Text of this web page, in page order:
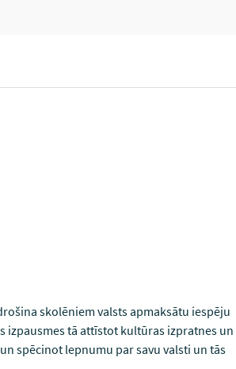
skolēniem valsts apmaksātu iespēju
izpausmes tā attīstot kultūras izpratnes un
spēcinot lepnumu par savu valsti un tās